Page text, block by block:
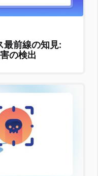
最前線の知見:
の検出